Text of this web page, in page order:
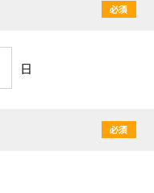
必須
日
必須